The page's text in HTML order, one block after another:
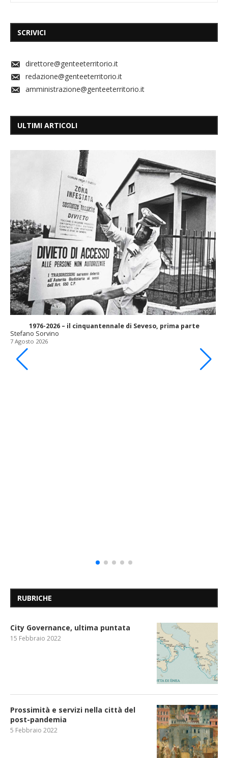
SCRIVICI
direttore@genteeterritorio.it
redazione@genteeterritorio.it
amministrazione@genteeterritorio.it
ULTIMI ARTICOLI
1976-2026 – il cinquantennale di Seveso, prima parte
Stefano Sorvino
7 Agosto 2026
RUBRICHE
City Governance, ultima puntata
15 Febbraio 2022
Prossimità e servizi nella città del
post-pandemia
5 Febbraio 2022